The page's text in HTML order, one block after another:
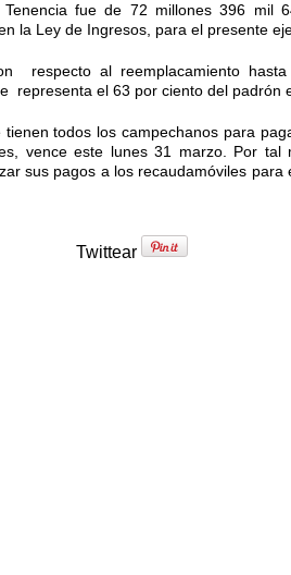
Tenencia fue de 72 millones 396
la Ley de Ingresos, para el presente
respecto al reemplacamiento
representa el 63 por ciento del padrón
todos los campechanos para
vence este lunes 31 marzo. Por
sus pagos a los recaudamóviles
Twittear